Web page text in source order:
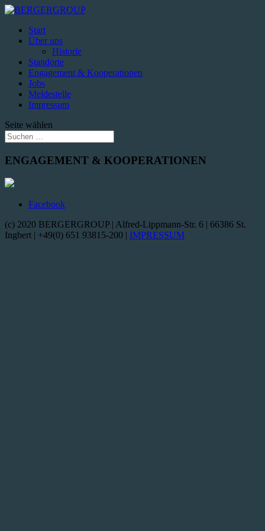
Start
Über uns
Historie
Standorte
Engagement & Kooperationen
Jobs
Meldestelle
Impressum
Seite wählen
ENGAGEMENT & KOOPERATIONEN
Facebook
(c) 2020 BERGERGROUP | Alfred-Lippmann-Str. 6 | 66386 St.
Ingbert | +49(0) 651 93815-200 | IMPRESSUM